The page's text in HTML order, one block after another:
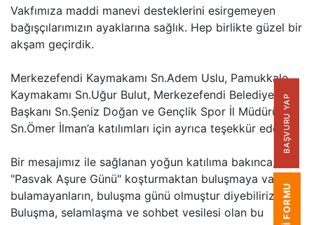
BAŞVURU YAP
Vakfımıza maddi manevi desteklerini esirgemeyen
bağışçılarımızın ayaklarına sağlık. Hep birlikte güzel bir
akşam geçirdik.
Merkezefendi Kaymakamı Sn.Adem Uslu, Pamukkale
Kaymakamı Sn.Uğur Bulut, Merkezefendi Belediye
Başkanı Sn.Şeniz Doğan ve Gençlik Spor İl Müdürü
Sn.Ömer İlman’a katılımları için ayrıca teşekkür ederiz.
Bir mesajımız ile sağlanan yoğun katılıma bakınca,
"Pasvak Aşure Günü" koşturmaktan buluşmaya vakit
bulamayanların, buluşma günü olmuştur diyebiliriz.
Buluşma, selamlaşma ve sohbet vesilesi olan bu